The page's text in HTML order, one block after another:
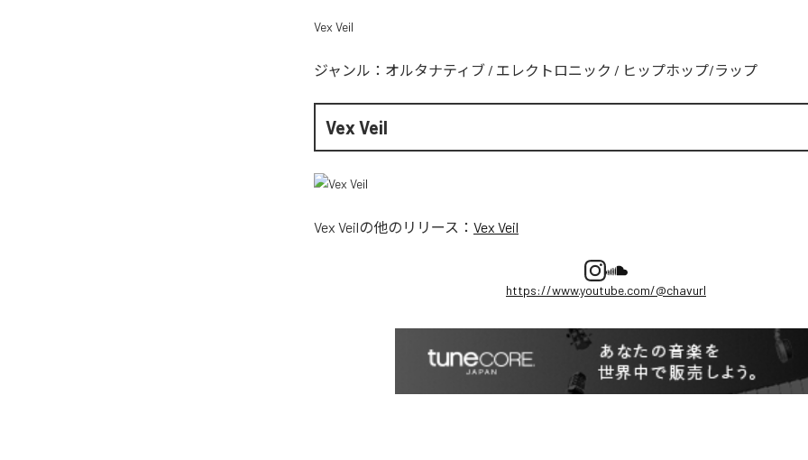
Vex Veil
ジャンル： オルタナティブ / エレクトロニック / ヒップホップ/ラップ
Vex Veil
Vex Veilの他のリリース： Vex Veil
https://www.youtube.com/@chavurl